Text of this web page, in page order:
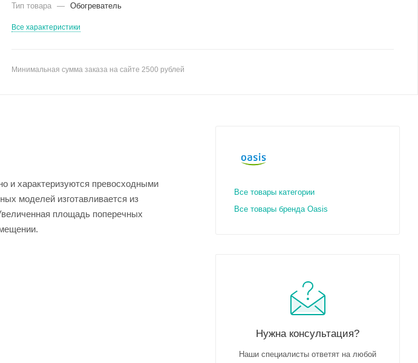
Тип товара — Обогреватель
Все характеристики
Минимальная сумма заказа на сайте 2500 рублей
и характеризуются превосходными
моделей изготавливается из
площадь поперечных
Все товары категории
Все товары бренда Oasis
Нужна консультация?
Наши специалисты ответят на любой